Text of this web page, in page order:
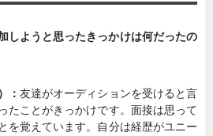
ようと思ったきっかけは何だったの
： 友達がオーディションを受けると言
たことがきっかけです。面接は思って
を覚えています。自分は経歴がユニー